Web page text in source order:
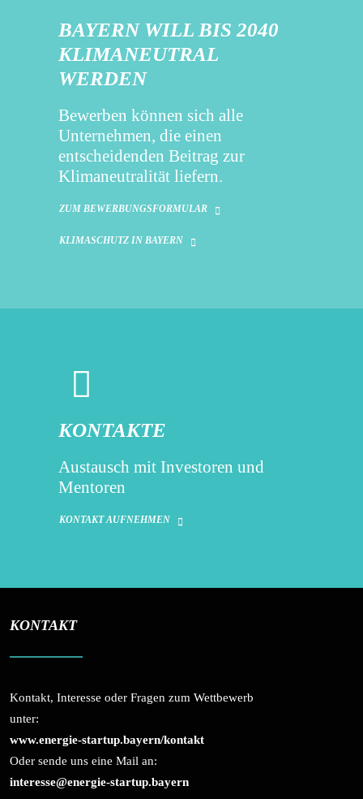
BAYERN WILL BIS 2040
KLIMANEUTRAL
WERDEN
Bewerben können sich alle
Unternehmen, die einen
entscheidenden Beitrag zur
Klimaneutralität liefern.
ZUM BEWERBUNGSFORMULAR
KLIMASCHUTZ IN BAYERN
KONTAKTE
Austausch mit Investoren und
Mentoren
KONTAKT AUFNEHMEN
KONTAKT
Kontakt, Interesse oder Fragen zum Wettbewerb
unter:
www.energie-startup.bayern/kontakt
Oder sende uns eine Mail an:
interesse@energie-startup.bayern